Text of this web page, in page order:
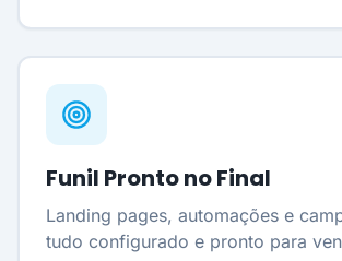
Funil Pronto no Final
Landing pages, automações e
tudo configurado e pronto para